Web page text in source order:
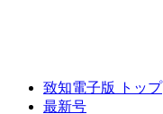
致知電子版 トップ
最新号